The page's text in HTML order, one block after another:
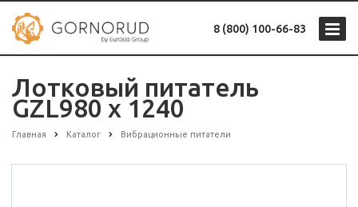
8 (800) 100-66-83
Лотковый питатель
GZL980 x 1240
Главная Каталог Вибрационные питатели